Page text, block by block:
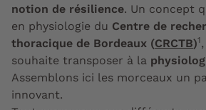
notion de résilience. Un concept
en physiologie du Centre de
thoracique de Bordeaux (CRCTB)1,
souhaite transposer à la
Assemblons ici les morceaux un
innovant.